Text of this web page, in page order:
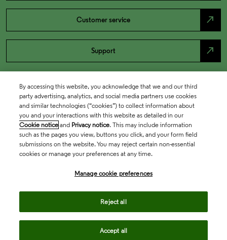
Customer service north_east
Support north_east
By accessing this website, you acknowledge that we and our third
party advertising, analytics, and social media partners use cookies
and similar technologies (“cookies”) to collect information about
you and your interactions with this website as detailed in our
Cookie notice and Privacy notice. This may include information
such as the pages you view, buttons you click, and your form field
submissions on the website. You may reject certain non-essential
cookies or manage your preferences at any time.
Manage cookie preferences
Reject all
Accept all